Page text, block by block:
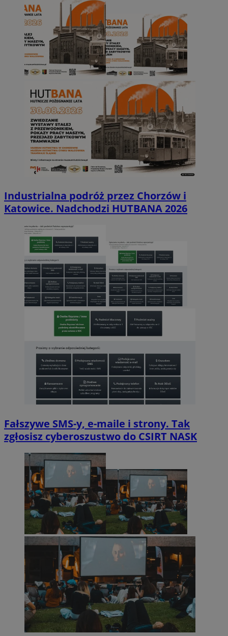
Industrialna podróż przez Chorzów i
Katowice. Nadchodzi HUTBANA 2026
Fałszywe SMS-y, e-maile i strony. Tak
zgłosisz cyberoszustwo do CSIRT NASK